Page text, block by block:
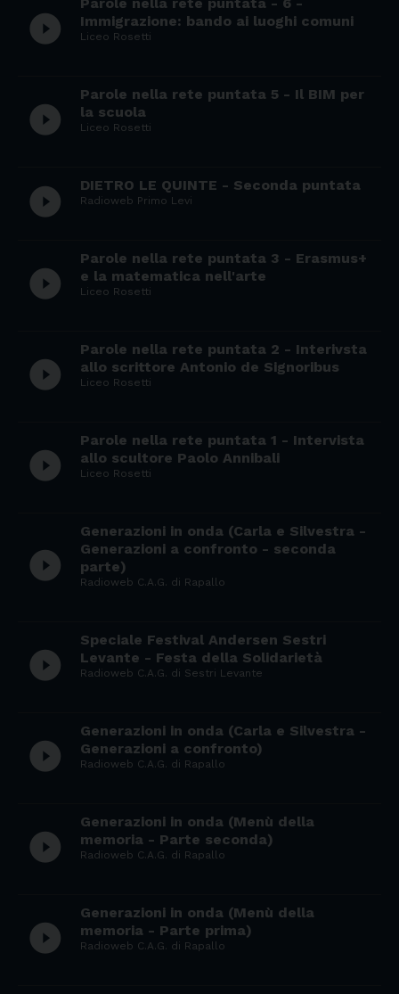
play_circle_filled
Immigrazione: bando ai luoghi comuni
Liceo Rosetti
play_circle_filled
Parole nella rete puntata 5 - Il BIM per
la scuola
Liceo Rosetti
play_circle_filled DIETRO LE QUINTE - Seconda puntata
Radioweb Primo Levi
play_circle_filled
Parole nella rete puntata 3 - Erasmus+
e la matematica nell'arte
Liceo Rosetti
play_circle_filled
Parole nella rete puntata 2 - Interivsta
allo scrittore Antonio de Signoribus
Liceo Rosetti
play_circle_filled
Parole nella rete puntata 1 - Intervista
allo scultore Paolo Annibali
Liceo Rosetti
play_circle_filled
Generazioni in onda (Carla e Silvestra -
Generazioni a confronto - seconda
parte)
Radioweb C.A.G. di Rapallo
play_circle_filled
Speciale Festival Andersen Sestri
Levante - Festa della Solidarietà
Radioweb C.A.G. di Sestri Levante
play_circle_filled
Generazioni in onda (Carla e Silvestra -
Generazioni a confronto)
Radioweb C.A.G. di Rapallo
play_circle_filled
Generazioni in onda (Menù della
memoria - Parte seconda)
Radioweb C.A.G. di Rapallo
play_circle_filled
Generazioni in onda (Menù della
memoria - Parte prima)
Radioweb C.A.G. di Rapallo